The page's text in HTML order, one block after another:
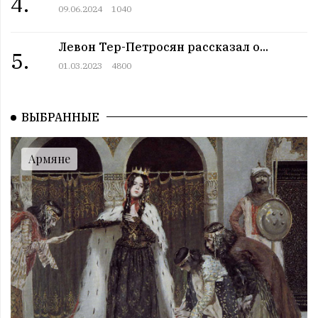
08:00 | 12.07 |
Пятница. 12 июль
Именниники. 11 июль
10:00 | 11.07 |
1002|АРМЯНЕ
Армянский день в истории. 11 июль
09:00 | 11.07 | 1059|ПРАЗДНИКИ
Все праздники. 11 июль
08:00 | 11.07 |
986| ГОРОСКОПЫ
Четверг. 11 июль
12:00 | 10.07 | 1023| СОБЫТИЯ
Этот день в истории. 10 июль
11:00 | 10.07 |
1010| ЗНАМЕНИТОСТИ
09.06.2024 1040
5.
Левон Тер-Петросян рассказал о...
01.03.2023 4800
ВЫБРАННЫЕ
Армяне